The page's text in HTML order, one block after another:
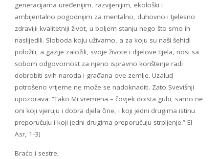
generacijama uređenijim, razvijenijim, ekološki i
ambijentalno pogodnijim za mentalno, duhovno i tjelesno
zdravijii kvalitetniji život, u boljem stanju nego što smo ih
naslijedili. Sloboda koju uživamo, a za koju su naši šehidi
položili, a gazije založili, svoje živote i dijelove tijela, nosi sa
sobom odgovornost za njeno ispravno korištenje radi
dobrobiti svih naroda i građana ove zemlje. Uzalud
potrošeno vrijeme ne može se nadoknaditi. Zato Svevišnji
upozorava: “Tako Mi vremena – čovjek doista gubi, samo ne
oni koji vjeruju i dobra djela čine, i koji jedni drugima istinu
preporučuju i koji jedni drugima preporučuju strpljenje.” El-
Asr, 1-3)
Braćo i sestre,